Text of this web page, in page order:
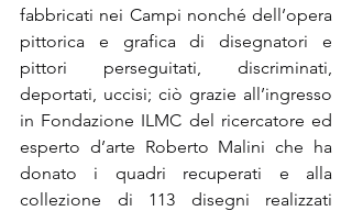
fabbricati nei Campi nonché dell’opera
pittorica e grafica di disegnatori e
pittori perseguitati, discriminati,
deportati, uccisi; ciò grazie all’ingresso
in Fondazione ILMC del ricercatore ed
esperto d’arte Roberto Malini che ha
donato i quadri recuperati e alla
collezione di 113 disegni realizzati